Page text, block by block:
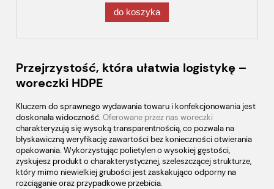
do koszyka
Przejrzystość, która ułatwia logistykę –
woreczki HDPE
Kluczem do sprawnego wydawania towaru i konfekcjonowania jest
doskonała widoczność. Oferowane przez nas woreczki
charakteryzują się wysoką transparentnością, co pozwala na
błyskawiczną weryfikację zawartości bez konieczności otwierania
opakowania. Wykorzystując polietylen o wysokiej gęstości,
zyskujesz produkt o charakterystycznej, szeleszczącej strukturze,
który mimo niewielkiej grubości jest zaskakująco odporny na
rozciąganie oraz przypadkowe przebicia.